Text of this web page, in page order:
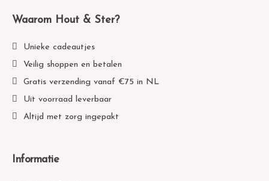
Waarom Hout & Ster?
Unieke cadeautjes
Veilig shoppen en betalen
Gratis verzending vanaf €75 in NL
Uit voorraad leverbaar
Altijd met zorg ingepakt
Informatie